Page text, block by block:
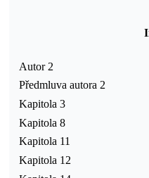
Autor 2
Předmluva autora 2
Kapitola 3
Kapitola 8
Kapitola 11
Kapitola 12